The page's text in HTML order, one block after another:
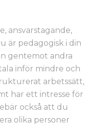
ansvarstagande,
är pedagogisk i din
gentemot andra
inför mindre och
arbetssätt,
har ett intresse för
också att du
olika personer